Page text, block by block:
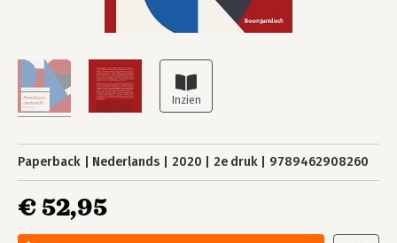
Paperback Nederlands 2020 2e druk 9789462908260
€ 52,95